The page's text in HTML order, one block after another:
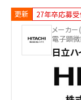
更新
27年卒応募
メーカー
電子顕微
日立ハ